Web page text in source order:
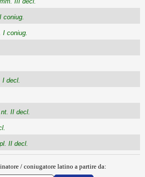
coniug.
I coniug.
I decl.
II decl.
II decl.
/ coniugatore latino a partire da: